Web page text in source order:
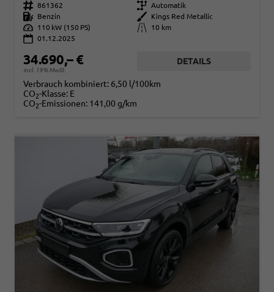
Fahrzeugnr. 861362 Getriebe Automatik
Kraftstoff
Benzin Außenfarbe
Kings Red Metallic
Leistung
110 kW (150 PS) Kilometerstand
10 km
01.12.2025
34.690,– €
incl. 19% MwSt.
DETAILS
Verbrauch kombiniert: 6,50 l/100km
CO2-Klasse: E
CO2-Emissionen: 141,00 g/km